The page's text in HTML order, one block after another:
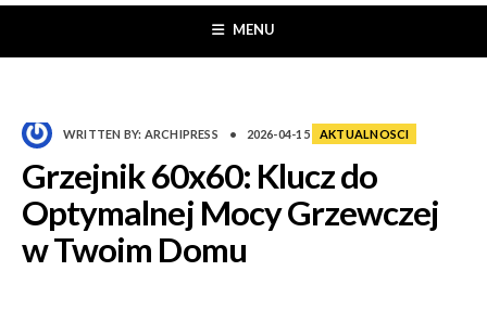
MENU
WRITTEN BY: ARCHIPRESS • 2026-04-15 AKTUALNOSCI
Grzejnik 60x60: Klucz do
Optymalnej Mocy Grzewczej
w Twoim Domu